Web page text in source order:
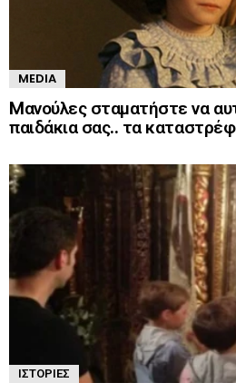
MEDIA
Mανούλες σταματήστε να
παιδάκια σας.. τα
ΙΣΤΟΡΊΕΣ